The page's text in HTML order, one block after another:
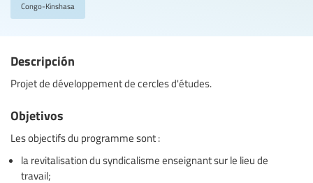
Congo-Kinshasa
Descripción
Projet de développement de cercles d'études.
Objetivos
Les objectifs du programme sont :
la revitalisation du syndicalisme enseignant sur le lieu de
travail;